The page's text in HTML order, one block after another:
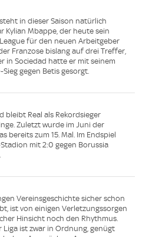
in dieser Saison natürlich
Kylian Mbappe, der heute sein
für den neuen Arbeitgeber
Franzose bislang auf drei Treffer,
in Sociedad hatte er mit seinem
gegen Betis gesorgt.
bleibt Real als Rekordsieger
Zuletzt wurde im Juni der
bereits zum 15. Mal. Im Endspiel
mit 2:0 gegen Borussia
Vereinsgeschichte sicher schon
ist von einigen Verletzungssorgen
Hinsicht noch den Rhythmus.
Liga ist zwar in Ordnung, genügt